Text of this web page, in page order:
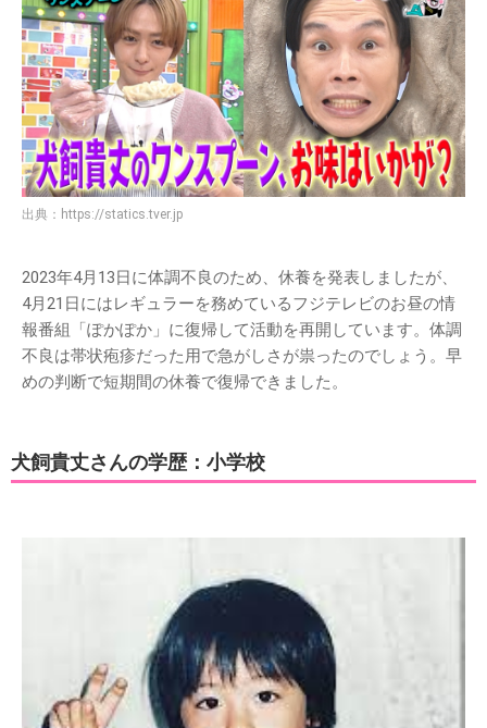
出典： https://statics.tver.jp
2023年4月13日に体調不良のため、休養を発表しましたが、
4月21日にはレギュラーを務めているフジテレビのお昼の情
報番組「ぽかぽか」に復帰して活動を再開しています。体調
不良は帯状疱疹だった用で急がしさが祟ったのでしょう。早
めの判断で短期間の休養で復帰できました。
犬飼貴丈さんの学歴：小学校